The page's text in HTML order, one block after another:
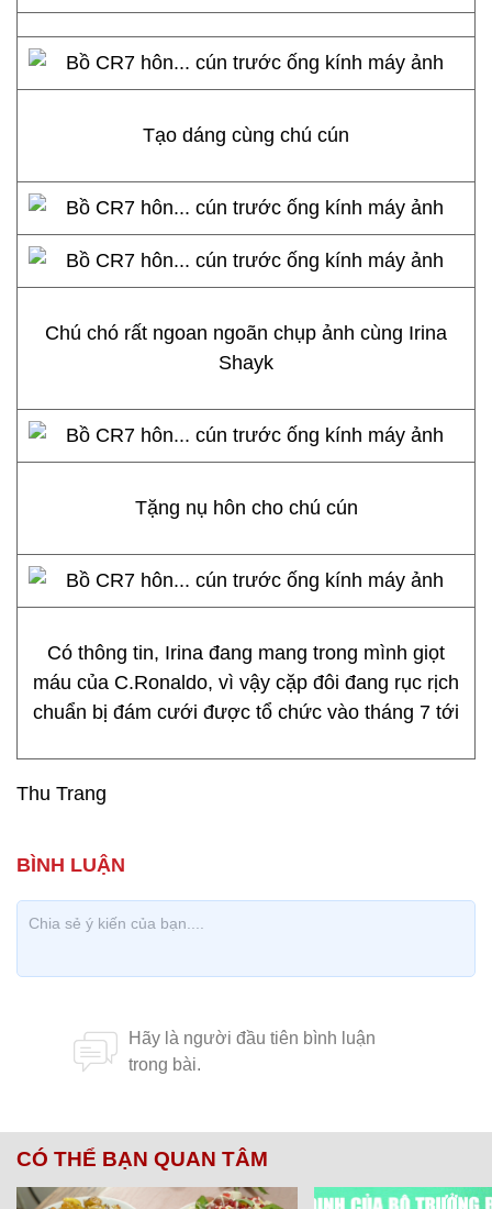
Tạo dáng cùng chú cún
Chú chó rất ngoan ngoãn chụp ảnh cùng Irina
Shayk
Tặng nụ hôn cho chú cún
Có thông tin, Irina đang mang trong mình giọt
máu của C.Ronaldo, vì vậy cặp đôi đang rục rịch
chuẩn bị đám cưới được tổ chức vào tháng 7 tới
Thu Trang
CÓ THỂ BẠN QUAN TÂM